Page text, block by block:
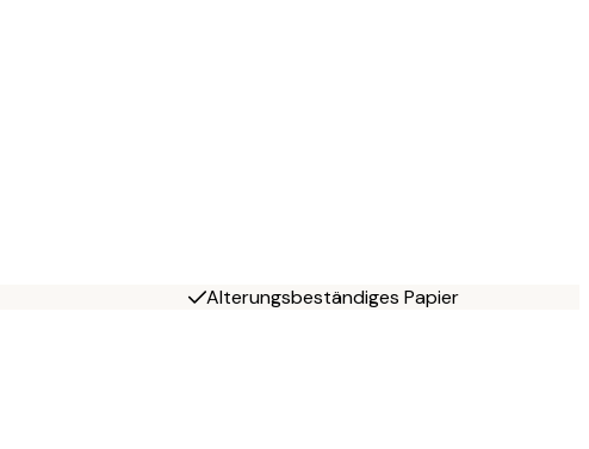
Alterungsbeständiges Papier